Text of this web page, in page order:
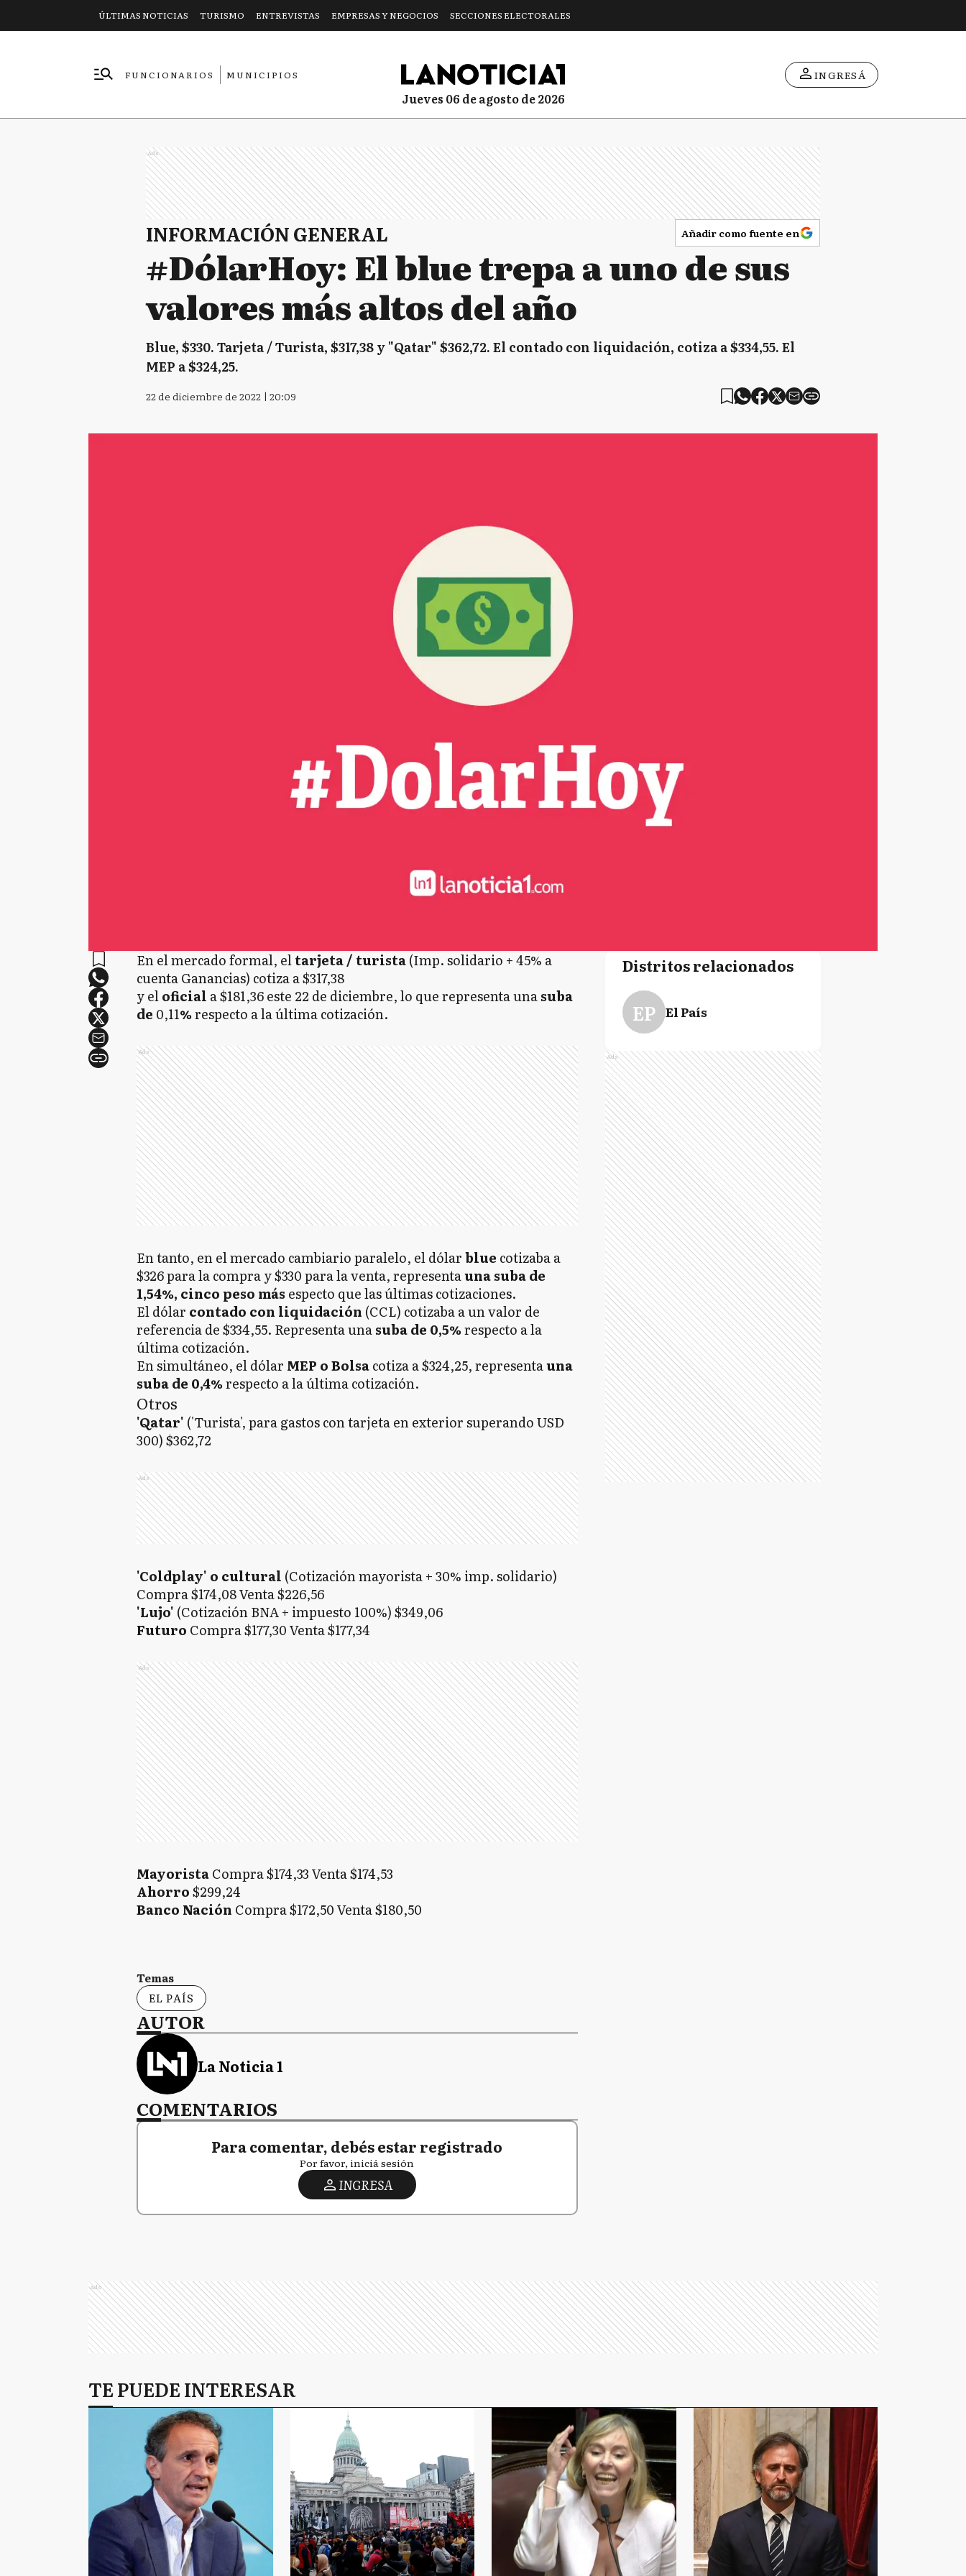
ÚLTIMAS NOTICIAS TURISMO ENTREVISTAS EMPRESAS Y NEGOCIOS SECCIONES ELECTORALES
FUNCIONARIOS
MUNICIPIOS
jueves 06 de agosto de 2026
INGRESÁ
Ads
INFORMACIÓN GENERAL Añadir como fuente en
#DólarHoy: El blue trepa a uno de sus
valores más altos del año
Blue, $330. Tarjeta / Turista, $317,38 y "Qatar" $362,72. El contado con liquidación, cotiza a $334,55. El
MEP a $324,25.
22 de diciembre de 2022 | 20:09
En el mercado formal, eltarjeta / turista(Imp. solidario + 45% a
cuenta Ganancias) cotiza a $317,38
y eloficial a $181,36 este 22 de diciembre, lo que representa unasuba
de 0,11%respecto a la última cotización.
Ads
En tanto, en el mercado cambiario paralelo, el dólarblue cotizaba a
$326 para la compra y $330 para la venta, representauna suba de
1,54%, cinco peso más especto que las últimas cotizaciones.
El dólar contado con liquidación (CCL) cotizaba a un valor de
referencia de $334,55. Representa unasuba de 0,5%respecto a la
última cotización.
En simultáneo, el dólar MEP o Bolsacotiza a $324,25, representauna
suba de 0,4%respecto a la última cotización.
Otros
'Qatar' ('Turista', para gastos con tarjeta en exterior superando USD
300) $362,72
Ads
'Coldplay' o cultural (Cotización mayorista + 30% imp. solidario)
Compra $174,08 Venta $226,56
'Lujo' (Cotización BNA + impuesto 100%) $349,06
Futuro Compra $177,30 Venta $177,34
Ads
MayoristaCompra $174,33 Venta $174,53
Ahorro$299,24
Banco Nación Compra $172,50 Venta $180,50
Temas
EL PAÍS
AUTOR
La Noticia 1
COMENTARIOS
Para comentar, debés estar registrado
Por favor, iniciá sesión
INGRESA
Distritos relacionados
EP El País
Ads
Ads
TE PUEDE INTERESAR